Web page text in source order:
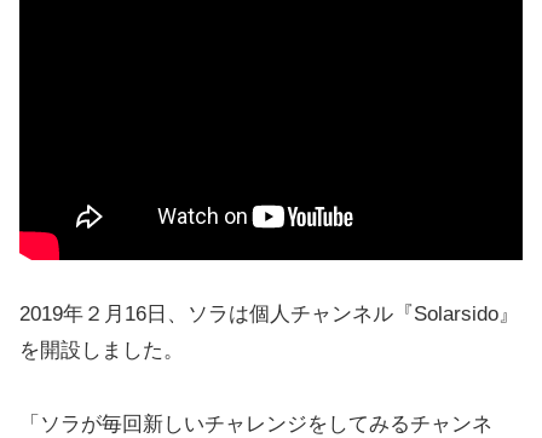
2019年２月16日、ソラは個人チャンネル『Solarsido』
を開設しました。
「ソラが毎回新しいチャレンジをしてみるチャンネ